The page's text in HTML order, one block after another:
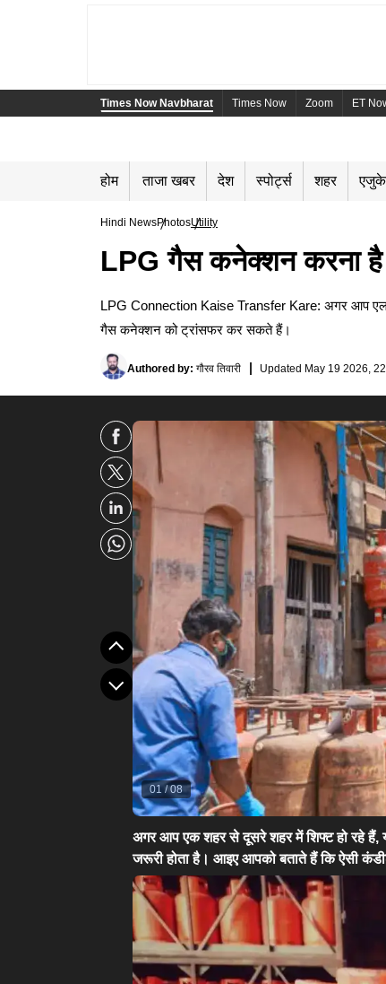
Times Now Navbharat Times Now Zoom ET
होम ताजा खबर देश स्पोर्ट्स शहर
Hindi NewsPhotosUtility
LPG गैस कनेक्शन करना है
LPG Connection Kaise Transfer Kare: अगर आप
गैस कनेक्शन को ट्रांसफर कर सकते हैं।
Authored by: गौरव तिवारी Updated May 19 2026,
01/08
अगर आप एक शहर से दूसरे शहर में शिफ्ट हो रहे हैं,
जरूरी होता है। आइए आपको बताते हैं कि ऐसी